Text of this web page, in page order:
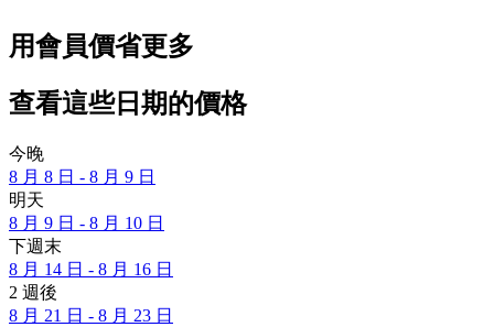
用會員價省更多
查看這些日期的價格
今晚
8 月 8 日 - 8 月 9 日
明天
8 月 9 日 - 8 月 10 日
下週末
8 月 14 日 - 8 月 16 日
2 週後
8 月 21 日 - 8 月 23 日